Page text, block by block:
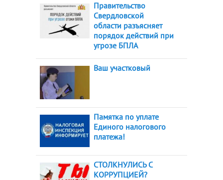
Правительство
Свердловской
области разъясняет
порядок действий при
угрозе БПЛА
Ваш участковый
Памятка по уплате
Единого налогового
платежа!
СТОЛКНУЛИСЬ С
КОРРУПЦИЕЙ?